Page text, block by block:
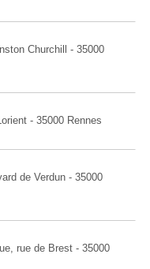
Churchill - 35000
- 35000 Rennes
de Verdun - 35000
rue de Brest - 35000